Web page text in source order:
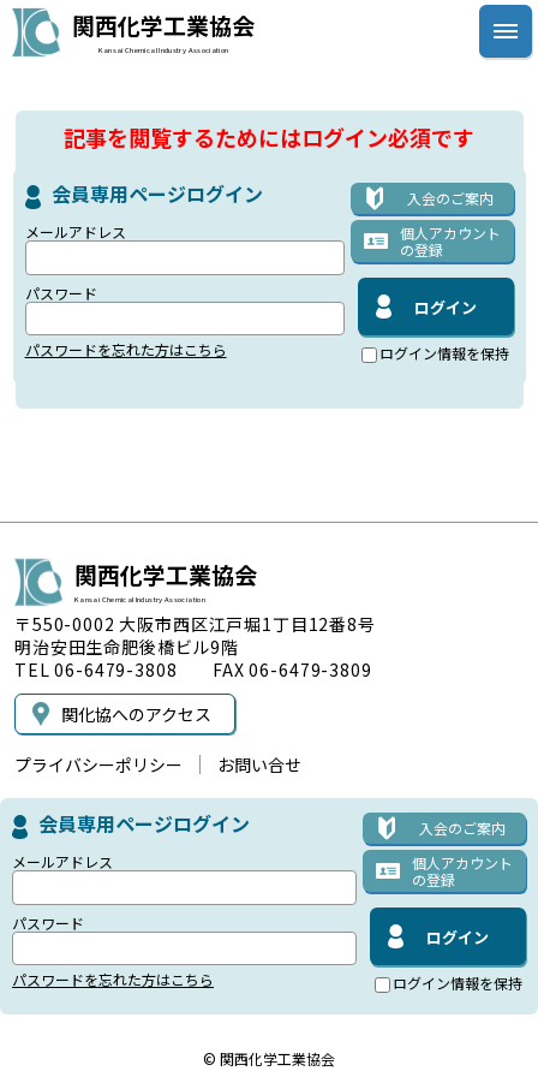
関西化学工業協会
Kansai Chemical Industry Association
記事を閲覧するためにはログイン必須です
会員専用ページログイン
入会のご案内
個人アカウント
の登録
メールアドレス
パスワード
パスワードを忘れた方はこちら ログイン情報を保持
関西化学工業協会
Kansai Chemical Industry Association
〒550-0002 大阪市西区江戸堀1丁目12番8号
明治安田生命肥後橋ビル9階
TEL 06-6479-3808 FAX 06-6479-3809
関化協へのアクセス
プライバシーポリシー お問い合せ
会員専用ページログイン
入会のご案内
個人アカウント
の登録
メールアドレス
パスワード
パスワードを忘れた方はこちら ログイン情報を保持
© 関西化学工業協会